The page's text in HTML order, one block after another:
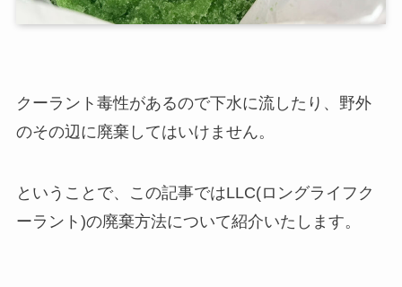
クーラント毒性があるので下水に流したり、野外
のその辺に廃棄してはいけません。
ということで、この記事ではLLC(ロングライフク
ーラント)の廃棄方法について紹介いたします。